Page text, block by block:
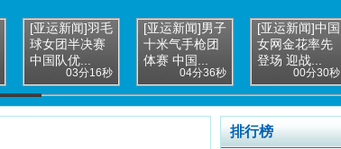
[亚运新闻]羽毛
球女团半决赛
中国队优...
03分16秒
[亚运新闻]男子
十米气手枪团
体赛 中国...
04分36秒
[亚运新闻]中国
女网金花率先
登场 迎战...
00分30秒
排行榜